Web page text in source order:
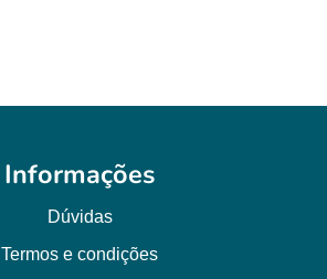
Informações
Dúvidas
Termos e condições